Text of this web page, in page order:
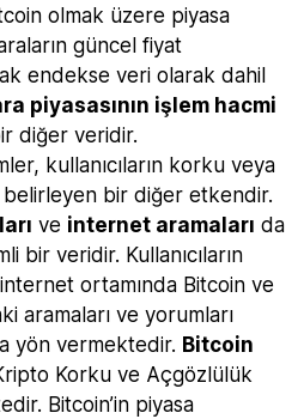
olmak üzere piyasa
güncel fiyat
endekse veri olarak dahil
piyasasının işlem hacmi
diğer veridir.
kullanıcıların korku veya
belirleyen bir diğer etkendir.
ve internet aramaları da
bir veridir. Kullanıcıların
ortamında Bitcoin ve
aramaları ve yorumları
yön vermektedir. Bitcoin
Korku ve Açgözlülük
Bitcoin’in piyasa